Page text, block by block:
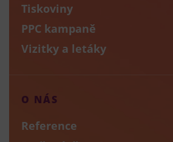
Tiskoviny
PPC kampaně
Vizitky a letáky
O NÁS
Reference